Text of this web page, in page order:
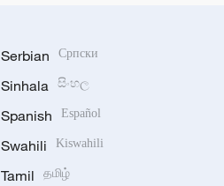
Serbian Српски
Sinhala සිංහල
Spanish Español
Swahili Kiswahili
Tamil தமிழ்